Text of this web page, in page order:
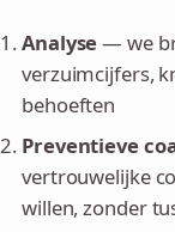
Analyse— we
verzuimcijfers,
behoeften
Preventieve
vertrouwelijke
willen, zonder